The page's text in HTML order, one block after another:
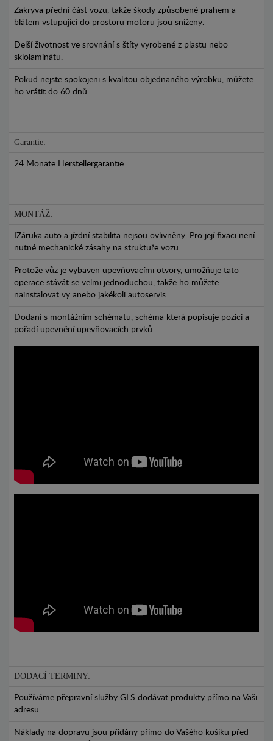
Zakryva přední část vozu, takže škody způsobené prahem a
blátem vstupující do prostoru motoru jsou sníženy.
Delší životnost ve srovnání s štíty vyrobené z plastu nebo
sklolaminátu.
Pokud nejste spokojeni s kvalitou objednaného výrobku, můžete
ho vrátit do 60 dnů.
Garantie:
24 Monate Herstellergarantie.
MONTÁŽ:
IZáruka auto a jízdní stabilita nejsou ovlivněny. Pro její fixaci není
nutné mechanické zásahy na struktuře vozu.
Protože vůz je vybaven upevňovacími otvory, umožňuje tato
operace stávát se velmi jednoduchou, takže ho můžete
nainstalovat vy anebo jakékoli autoservis.
Dodaní s montážním schématu, schéma která popisuje pozici a
pořadí upevnění upevňovacích prvků.
DODACÍ TERMINY:
Používáme přepravní služby GLS dodávat produkty přímo na Vaši
adresu.
Náklady na dopravu jsou přidány přímo do Vašého košíku před